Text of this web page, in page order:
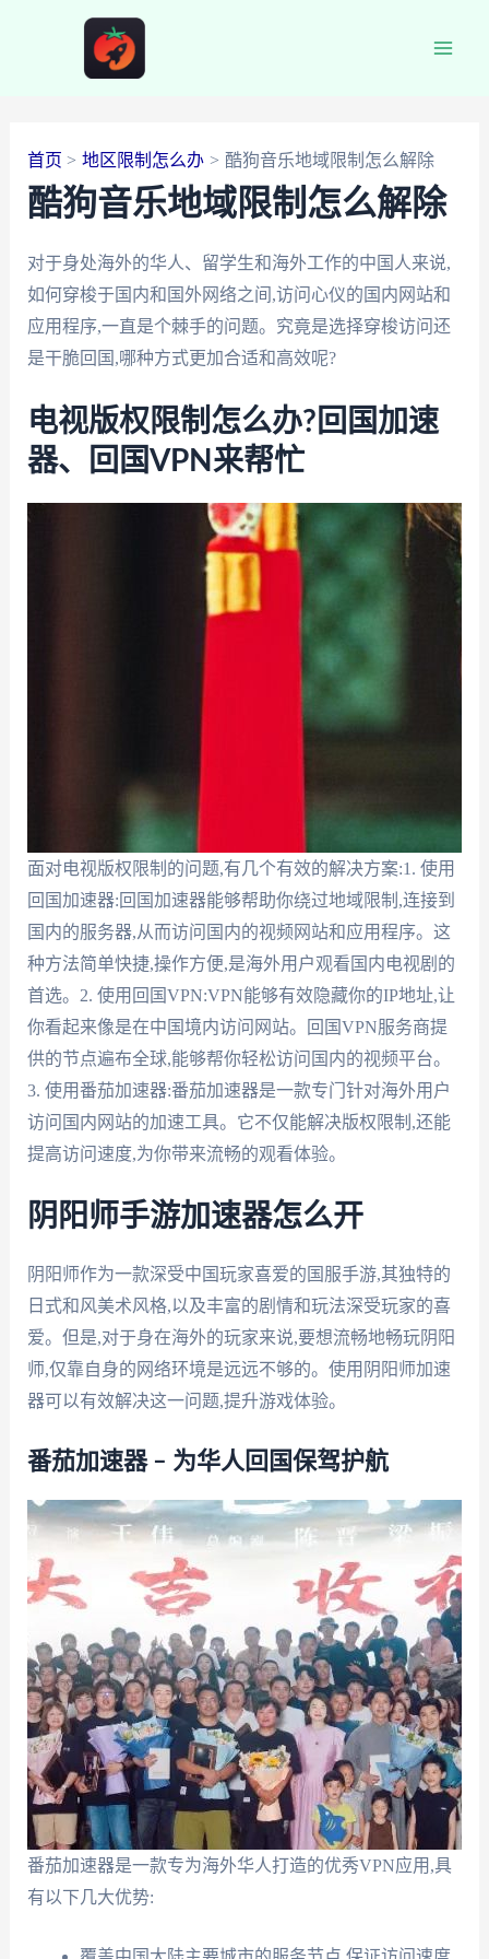
首页 地区限制怎么办 酷狗音乐地域限制怎么解除
酷狗音乐地域限制怎么解除
对于身处海外的华人、留学生和海外工作的中国人来说,
如何穿梭于国内和国外网络之间,访问心仪的国内网站和
应用程序,一直是个棘手的问题。究竟是选择穿梭访问还
是干脆回国,哪种方式更加合适和高效呢?
电视版权限制怎么办?回国加速
器、回国VPN来帮忙
面对电视版权限制的问题,有几个有效的解决方案:1. 使用
回国加速器:回国加速器能够帮助你绕过地域限制,连接到
国内的服务器,从而访问国内的视频网站和应用程序。这
种方法简单快捷,操作方便,是海外用户观看国内电视剧的
首选。2. 使用回国VPN:VPN能够有效隐藏你的IP地址,让
你看起来像是在中国境内访问网站。回国VPN服务商提
供的节点遍布全球,能够帮你轻松访问国内的视频平台。
3. 使用番茄加速器:番茄加速器是一款专门针对海外用户
访问国内网站的加速工具。它不仅能解决版权限制,还能
提高访问速度,为你带来流畅的观看体验。
阴阳师手游加速器怎么开
阴阳师作为一款深受中国玩家喜爱的国服手游,其独特的
日式和风美术风格,以及丰富的剧情和玩法深受玩家的喜
爱。但是,对于身在海外的玩家来说,要想流畅地畅玩阴阳
师,仅靠自身的网络环境是远远不够的。使用阴阳师加速
器可以有效解决这一问题,提升游戏体验。
番茄加速器 – 为华人回国保驾护航
番茄加速器是一款专为海外华人打造的优秀VPN应用,具
有以下几大优势: